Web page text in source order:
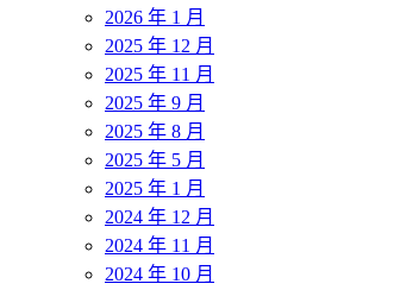
2026 年 1 月
2025 年 12 月
2025 年 11 月
2025 年 9 月
2025 年 8 月
2025 年 5 月
2025 年 1 月
2024 年 12 月
2024 年 11 月
2024 年 10 月